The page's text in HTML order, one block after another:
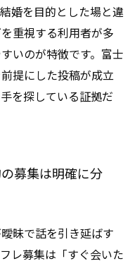
婚を目的とした場と違
重視する利用者が多
いのが特徴です。富士
提にした投稿が成立
を探している証拠だ
募集は明確に分
昧で話を引き延ばす
レ募集は「すぐ会いた